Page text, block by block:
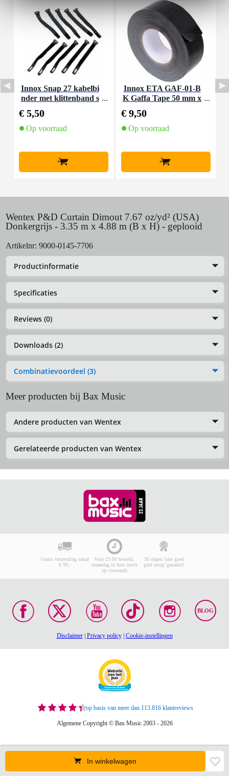
Innox Snap 27 kabelbi
nder met klittenband s
€ 5,50
Op voorraad
+
Innox ETA GAF-01-B
K Gaffa Tape 50 mm x
€ 9,50
Op voorraad
+
Wentex P&D Curtain Dimout 7.67 oz/yd² (USA)
Donkergrijs - 3.35 m x 4.88 m (B x H) - geplooid
Artikelnr: 9000-0145-7706
Productinformatie
Specificaties
Reviews (0)
Downloads (2)
Combinatievoordeel (3)
Meer producten bij Bax Music
Andere producten van Wentex
Gerelateerde producten van Wentex
In winkelwagen
Gratis verzending vanaf
€ 99,-
Voor 23:00 besteld,
maandag in huis (mits
op voorraad)
30 dagen 'niet goed
geld terug' garantie!
BLOG
Disclaimer| Privacy policy| Cookie-instellingen
op basis van meer dan 113.816 klantreviews
Algemene Copyright © Bax Music 2003 - 2026